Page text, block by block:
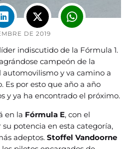
DE 2019
indiscutido de la Fórmula 1.
campeón de la
y va camino a
Es por esto que año a año
y ya ha encontrado el próximo.
en la Fórmula E, con el
potencia en esta categoría,
adeptos.Stoffel Vandoorne